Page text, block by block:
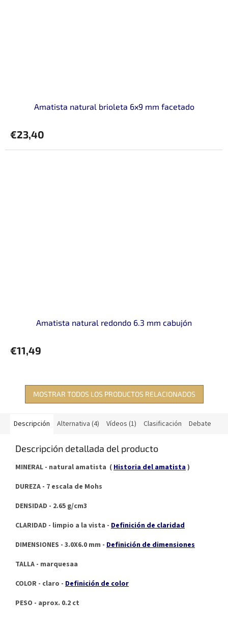
Amatista natural brioleta 6x9 mm facetado
€23,40
Amatista natural redondo 6.3 mm cabujón
€11,49
MOSTRAR TODOS LOS PRODUCTOS RELACIONADOS
Descripción Alternativa (4) Vídeos (1) Clasificación Debate
Descripción detallada del producto
MINERAL - natural amatista (Historia del amatista)
DUREZA - 7 escala de Mohs
DENSIDAD - 2.65 g/cm3
CLARIDAD - limpio a la vista - Definición de claridad
DIMENSIONES - 3.0X6.0 mm - Definición de dimensiones
TALLA - marquesaa
COLOR - claro - Definición de color
PESO - aprox. 0.2 ct